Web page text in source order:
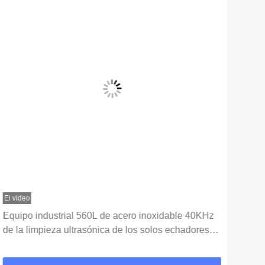
El video
Equipo industrial 560L de acero inoxidable 40KHz
de la limpieza ultrasónica de los solos echadores